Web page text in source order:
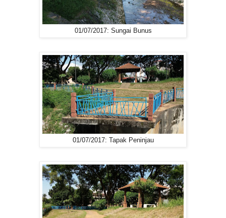
01/07/2017: Sungai Bunus
01/07/2017: Tapak Peninjau